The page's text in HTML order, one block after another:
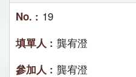
19
龔宥澄
龔宥澄